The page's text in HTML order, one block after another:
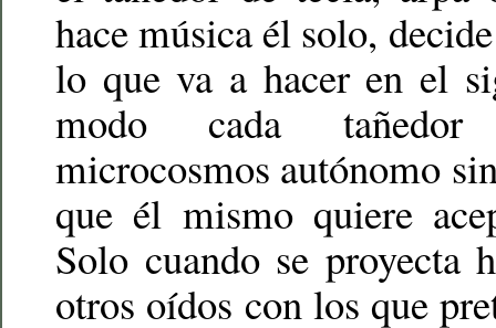
hace música él solo,
lo que va a hacer en el
modo cada
microcosmos autónomo
que él mismo quiere
Solo cuando se proyecta
otros oídos con los que